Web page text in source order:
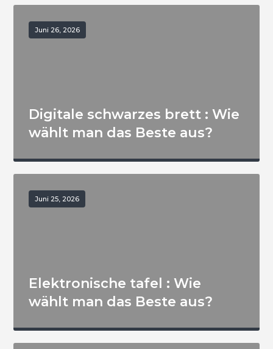
Juni 26, 2026
Digitale schwarzes brett : Wie
wählt man das Beste aus?
Juni 25, 2026
Elektronische tafel : Wie
wählt man das Beste aus?